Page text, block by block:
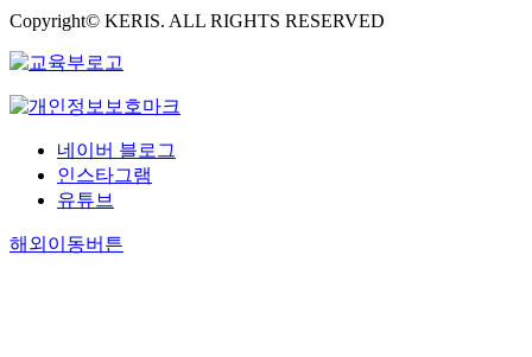
Copyright© KERIS. ALL RIGHTS RESERVED
네이버 블로그
인스타그램
유튜브
해외이동버튼